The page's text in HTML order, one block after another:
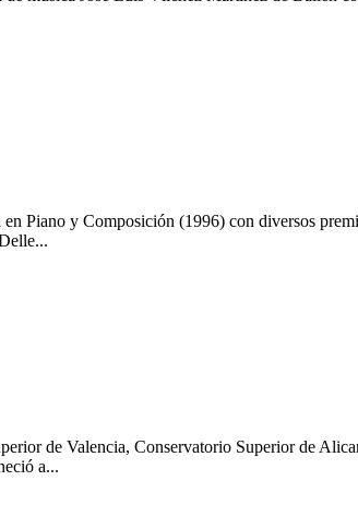
y Composición (1996) con diversos
de Valencia, Conservatorio Superior de
a...